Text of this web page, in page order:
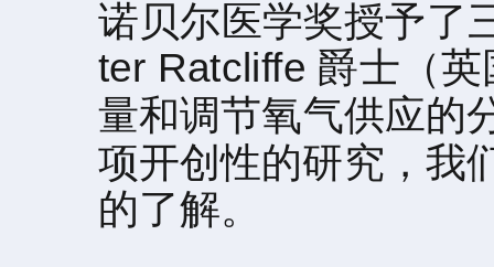
诺贝尔医学奖授予了
ter Ratcliffe 爵士（
量和调节氧气供应
项开创性的研究，我
的了解。